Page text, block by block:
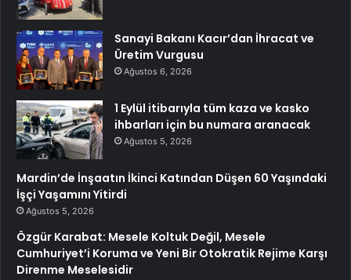
Sanayi Bakanı Kacır’dan İhracat ve
Üretim Vurgusu
Ağustos 6, 2026
1 Eylül itibarıyla tüm kaza ve kasko
ihbarları için bu numara aranacak
Ağustos 5, 2026
Mardin’de İnşaatın İkinci Katından Düşen 60 Yaşındaki
İşçi Yaşamını Yitirdi
Ağustos 5, 2026
Özgür Karabat: Mesele Koltuk Değil, Mesele
Cumhuriyet’i Koruma ve Yeni Bir Otokratik Rejime Karşı
Direnme Meselesidir